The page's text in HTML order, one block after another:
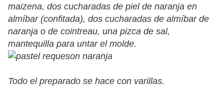
maizena, dos cucharadas de piel de naranja en
almíbar (confitada), dos cucharadas de almíbar de
naranja o de cointreau, una pizca de sal,
mantequilla para untar el molde.
Todo el preparado se hace con varillas.